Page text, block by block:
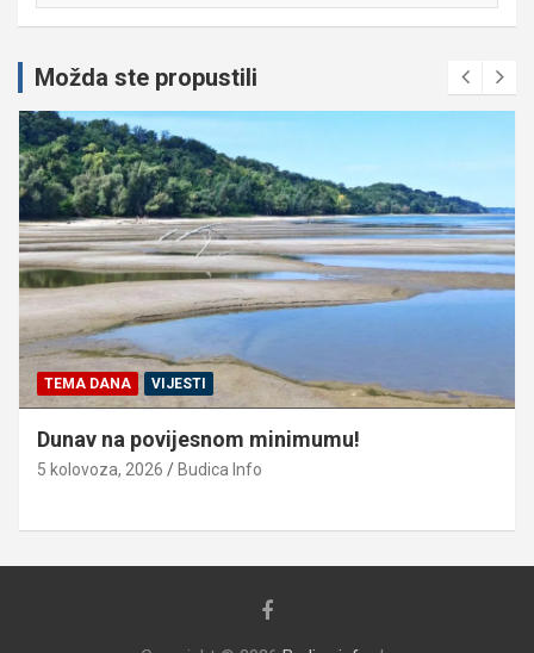
Možda ste propustili
TEMA DANA VIJESTI
Dunav na povijesnom minimumu!
5 kolovoza, 2026 Budica Info